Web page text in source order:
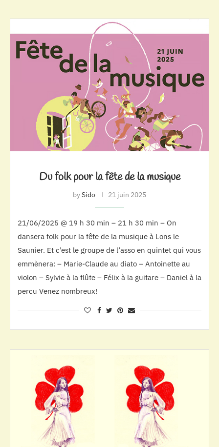
Du folk pour la fête de la musique
bySido 21 juin 2025
21/06/2025 @ 19 h 30 min – 21 h 30 min – On
dansera folk pour la fête de la musique à Lons le
Saunier. Et c’est le groupe de l’asso en quintet qui vous
emmènera: – Marie-Claude au diato – Antoinette au
violon – Sylvie à la flûte – Félix à la guitare – Daniel à la
percu Venez nombreux!